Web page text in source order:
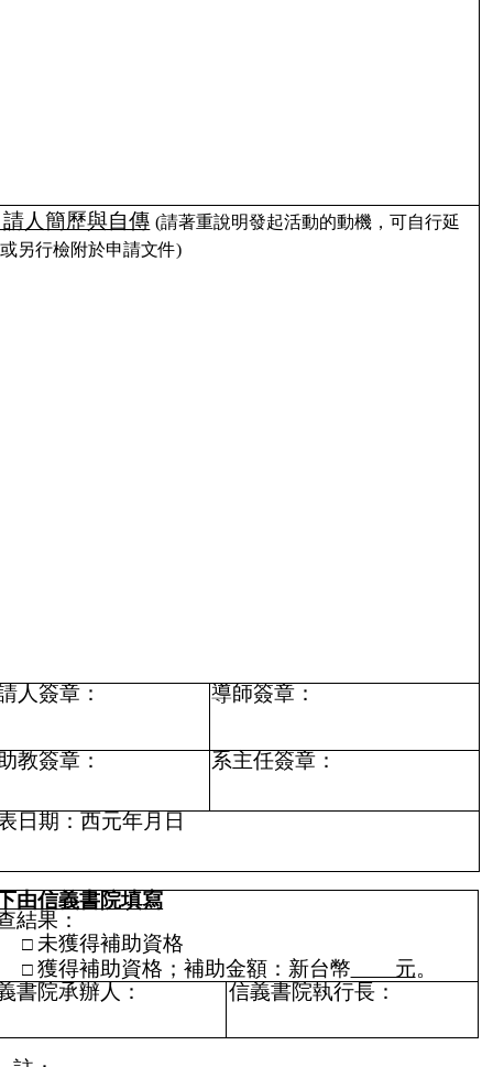
人簡歷與自傳 (請著重說明發起活動的動機，可自行延
另行檢附於申請文件)
人簽章： 導師簽章：
教簽章： 系主任簽章：
日期：西元年月日
由信義書院填寫
結果：
未獲得補助資格
獲得補助資格；補助金額：新台幣 元。
書院承辦人：
信義書院執行長：